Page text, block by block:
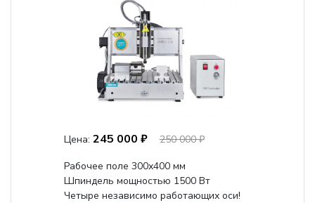
Цена: 245 000 ₽
250 000 ₽
Рабочее поле 300х400 мм
Шпиндель мощностью 1500 Вт
Четыре независимо работающих оси!